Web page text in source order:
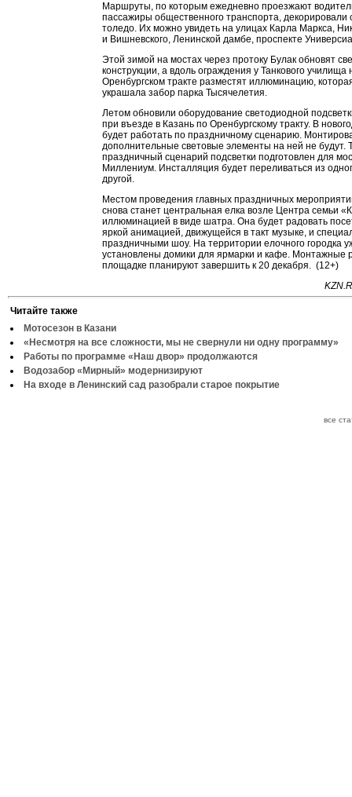
Маршруты, по которым ежедневно проезжают
пассажиры общественного транспорта, декорировали
толедо. Их можно увидеть на улицах Карла Маркса,
и Вишневского, Ленинской дамбе, проспекте
Этой зимой на мостах через протоку Булак обновят
конструкции, а вдоль ограждения у Танкового училища
Оренбургском тракте разместят иллюминацию,
украшала забор парка Тысячелетия.
Летом обновили оборудование светодиодной
при въезде в Казань по Оренбургскому тракту. В
будет работать по праздничному сценарию.
дополнительные световые элементы на ней не будут.
праздничный сценарий подсветки подготовлен для
Миллениум. Инсталляция будет переливаться из
другой.
Местом проведения главных праздничных
снова станет центральная елка возле Центра семьи
иллюминацией в виде шатра. Она будет радовать
яркой анимацией, движущейся в такт музыке, и
праздничными шоу. На территории елочного городка
установлены домики для ярмарки и кафе. Монтажные
площадке планируют завершить к 20 декабря. (12+)
Читайте также
Мотосезон в Казани
«Несмотря на все сложности, мы не свернули ни одну программу»
Работы по программе «Наш двор» продолжаются
Водозабор «Мирный» модернизируют
На входе в Ленинский сад разобрали старое покрытие
все